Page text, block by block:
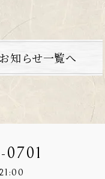
お知らせ一覧へ